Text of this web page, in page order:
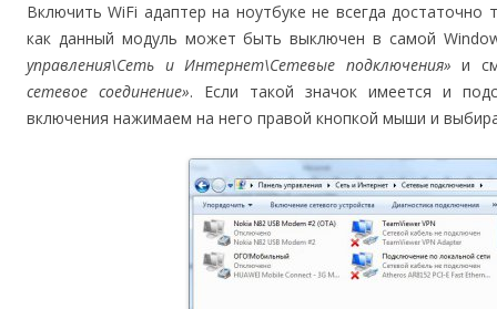
Включить WiFi адаптер на ноутбуке не всегда
как данный модуль может быть выключен в самой
управления\Сеть и Интернет\Сетевые подключения» и
сетевое соединение». Если такой значок имеется и
включения нажимаем на него правой кнопкой мыши и